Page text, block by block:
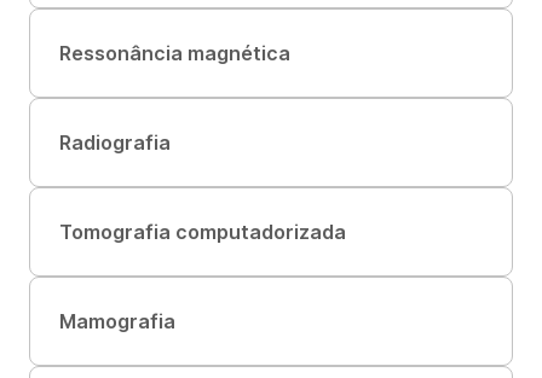
Ressonância magnética
Radiografia
Tomografia computadorizada
Mamografia